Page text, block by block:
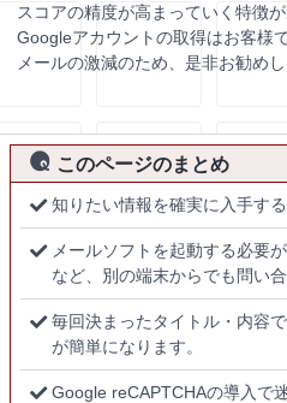
スコアの精度が高まっていく特徴が
Googleアカウントの取得はお客様
メールの激減のため、是非お勧めし
このページのまとめ
知りたい情報を確実に入手する
メールソフトを起動する必要
など、別の端末からでも問い
毎回決まったタイトル・内容
が簡単になります。
Google reCAPTCHAの導入で